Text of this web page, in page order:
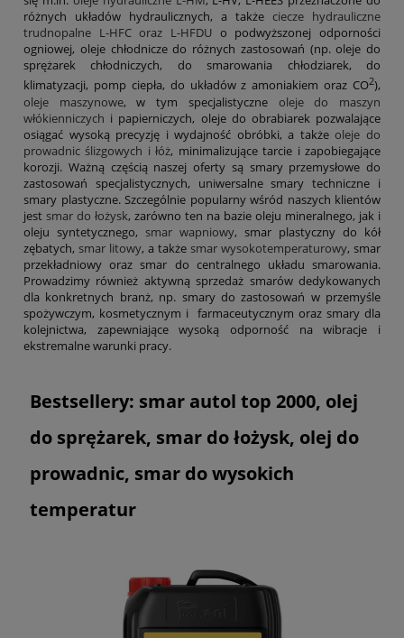
różnych układów hydraulicznych, a także ciecze hydrauliczne
trudnopalne L-HFC oraz L-HFDU o podwyższonej odporności
ogniowej, oleje chłodnicze do różnych zastosowań (np. oleje do
sprężarek chłodniczych, do smarowania chłodziarek, do
klimatyzacji, pomp ciepła, do układów z amoniakiem oraz CO2),
oleje maszynowe, w tym specjalistyczne oleje do maszyn
włókienniczych i papierniczych, oleje do obrabiarek pozwalające
osiągać wysoką precyzję i wydajność obróbki, a takżeoleje do
prowadnic ślizgowych i łóż, minimalizujące tarcie i zapobiegające
korozji. Ważną częścią naszej oferty są smary przemysłowe do
zastosowań specjalistycznych, uniwersalne smary techniczne i
smary plastyczne. Szczególnie popularny wśród naszych klientów
jest smar do łożysk, zarówno ten na bazie oleju mineralnego, jak i
oleju syntetycznego, smar wapniowy, smar plastyczny do kół
zębatych, smar litowy, a także smar wysokotemperaturowy, smar
przekładniowy oraz smar do centralnego układu smarowania.
Prowadzimy również aktywną sprzedaż smarów dedykowanych
dla konkretnych branż, np. smary do zastosowań w przemyśle
spożywczym, kosmetycznym i farmaceutycznym oraz smary dla
kolejnictwa, zapewniające wysoką odporność na wibracje i
ekstremalne warunki pracy.
Bestsellery: smar autol top 2000, olej
do sprężarek, smar do łożysk, olej do
prowadnic, smar do wysokich
temperatur